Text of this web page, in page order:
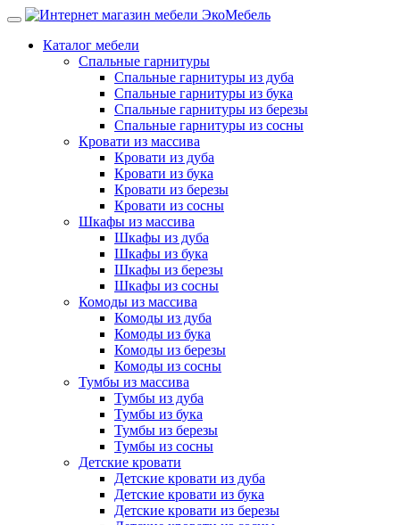
Каталог мебели
Спальные гарнитуры
Спальные гарнитуры из дуба
Спальные гарнитуры из бука
Спальные гарнитуры из березы
Спальные гарнитуры из сосны
Кровати из массива
Кровати из дуба
Кровати из бука
Кровати из березы
Кровати из сосны
Шкафы из массива
Шкафы из дуба
Шкафы из бука
Шкафы из березы
Шкафы из сосны
Комоды из массива
Комоды из дуба
Комоды из бука
Комоды из березы
Комоды из сосны
Тумбы из массива
Тумбы из дуба
Тумбы из бука
Тумбы из березы
Тумбы из сосны
Детские кровати
Детские кровати из дуба
Детские кровати из бука
Детские кровати из березы